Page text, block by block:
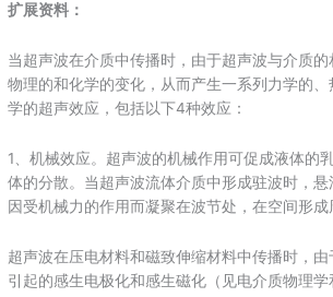
扩展资料：
当超声波在介质中传播时，由于超声波与介质
物理的和化学的变化，从而产生一系列力学的
学的超声效应，包括以下4种效应：
1、机械效应。超声波的机械作用可促成液体的
体的分散。当超声波流体介质中形成驻波时，
因受机械力的作用而凝聚在波节处，在空间形成
超声波在压电材料和磁致伸缩材料中传播时，
引起的感生电极化和感生磁化（见电介质物理学